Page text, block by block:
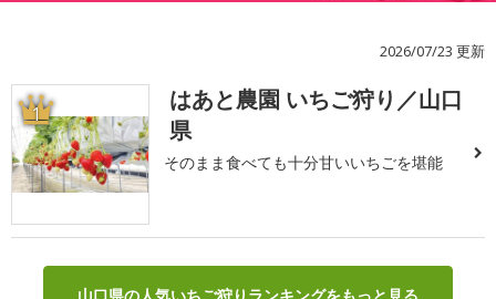
2026/07/23 更新
1
はあと農園 いちご狩り／山口
県
そのまま食べても十分甘いいちごを堪能